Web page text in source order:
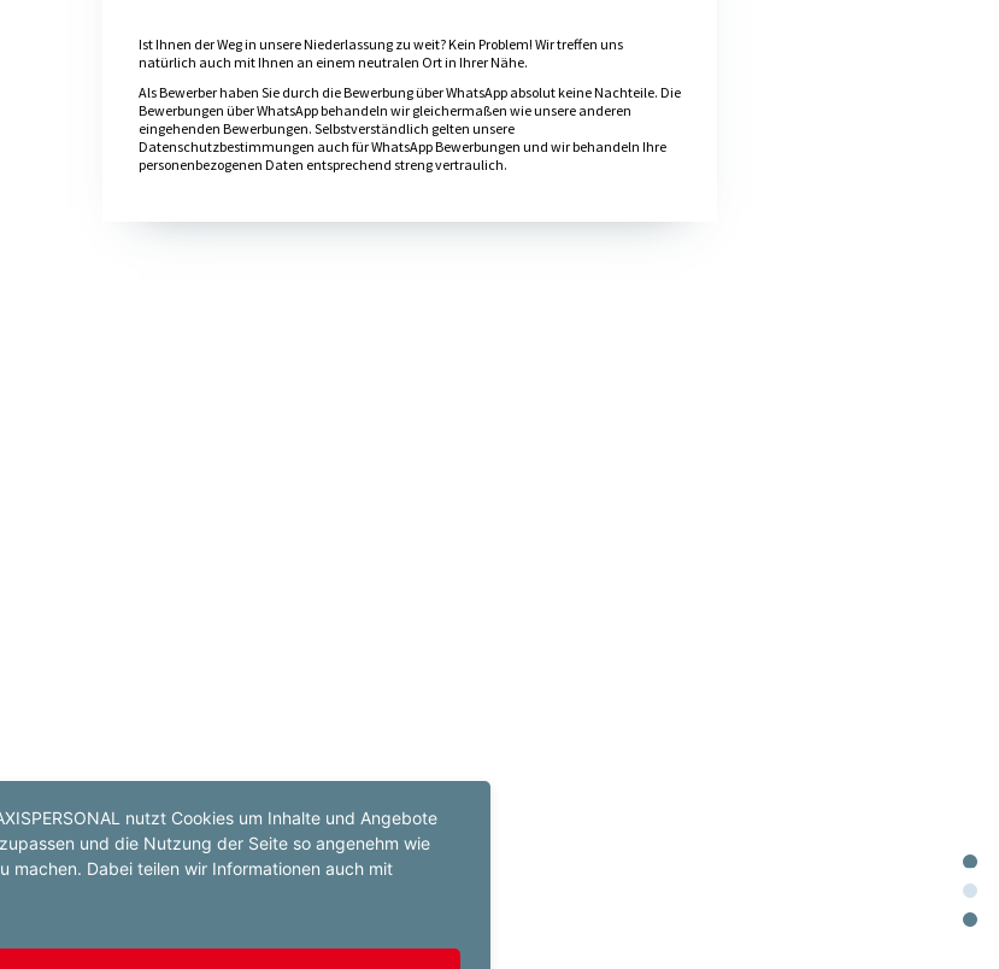
Ist Ihnen der Weg in unsere Niederlassung zu weit? Kein Problem! Wir treffen uns
natürlich auch mit Ihnen an einem neutralen Ort in Ihrer Nähe.
Als Bewerber haben Sie durch die Bewerbung über WhatsApp absolut keine Nachteile. Die
Bewerbungen über WhatsApp behandeln wir gleichermaßen wie unsere anderen
eingehenden Bewerbungen. Selbstverständlich gelten unsere
Datenschutzbestimmungen auch für WhatsApp Bewerbungen und wir behandeln Ihre
personenbezogenen Daten entsprechend streng vertraulich.
nutzt Cookies um Inhalte und Angebote
und die Nutzung der Seite so angenehm wie
machen. Dabei teilen wir Informationen auch mit